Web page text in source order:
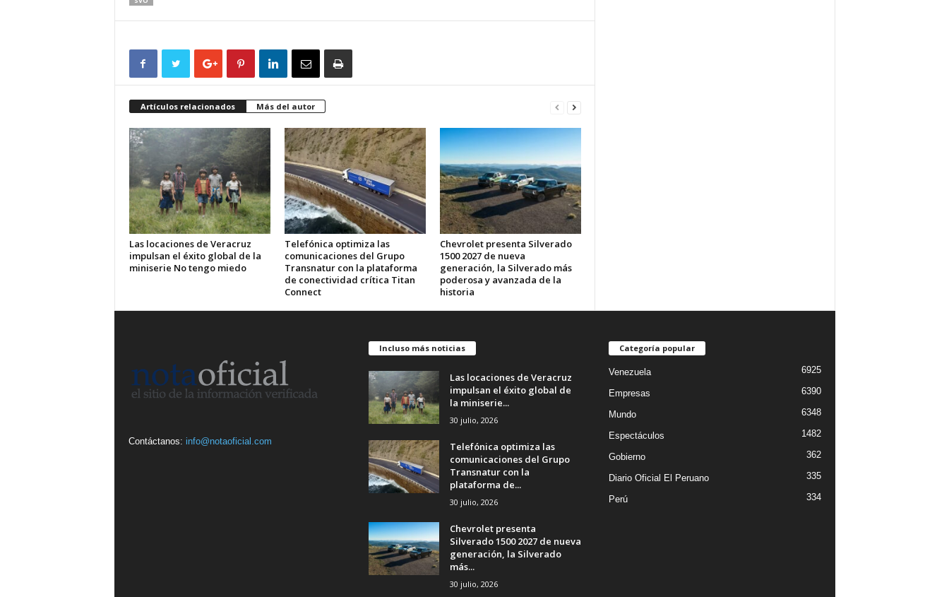
Artículos relacionados Más del autor
Las locaciones de Veracruz
impulsan el éxito global de la
miniserie No tengo miedo
Telefónica optimiza las
comunicaciones del Grupo
Transnatur con la plataforma
de conectividad crítica Titan
Connect
Chevrolet presenta Silverado
1500 2027 de nueva
generación, la Silverado más
poderosa y avanzada de la
historia
Contáctanos: info@notaoficial.com
Incluso más noticias
Las locaciones de Veracruz
impulsan el éxito global de
la miniserie...
30 julio, 2026
Telefónica optimiza las
comunicaciones del Grupo
Transnatur con la
plataforma de...
30 julio, 2026
Chevrolet presenta
Silverado 1500 2027 de nueva
generación, la Silverado
más...
30 julio, 2026
Categoría popular
Venezuela 6925
Empresas 6390
Mundo 6348
Espectáculos 1482
Gobierno 362
Diario Oficial El Peruano 335
Perú 334